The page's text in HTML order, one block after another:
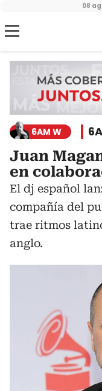
08
6AM W
Juan Magan
en
El dj español
compañía del
trae ritmos
anglo.